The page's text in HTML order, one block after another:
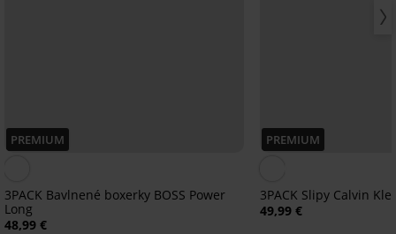
PREMIUM
3PACK Bavlnené boxerky BOSS Power
Long
48,99 €
PREMIUM
3PACK Slipy Calvin
49,99 €